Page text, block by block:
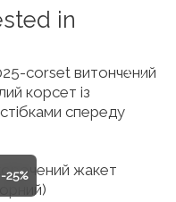
in
corset витончений
корсет із
спереду
-25%
жакет